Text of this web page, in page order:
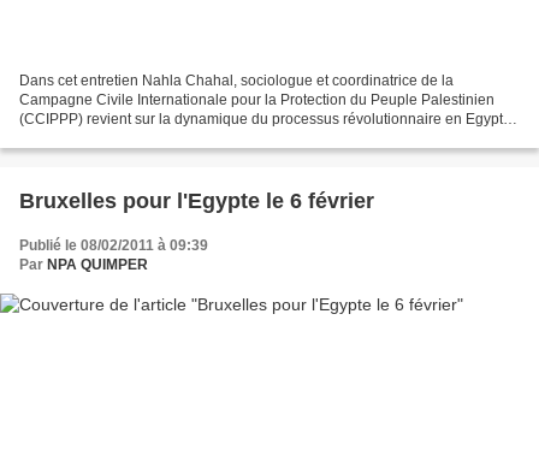
Dans cet entretien Nahla Chahal, sociologue et coordinatrice de la
Campagne Civile Internationale pour la Protection du Peuple Palestinien
(CCIPPP) revient sur la dynamique du processus révolutionnaire en Egypte
Bruxelles pour l'Egypte le 6 février
Publié le 08/02/2011 à 09:39
Par NPA QUIMPER